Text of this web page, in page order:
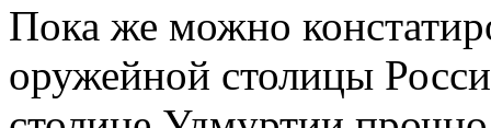
Пока же можно
оружейной столицы